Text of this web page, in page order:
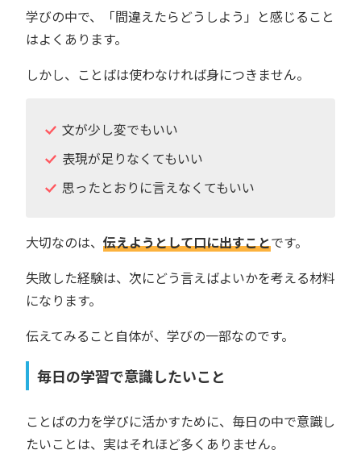
学びの中で、「間違えたらどうしよう」と感じること
はよくあります。
しかし、ことばは使わなければ身につきません。
文が少し変でもいい
表現が足りなくてもいい
思ったとおりに言えなくてもいい
大切なのは、 伝えようとして口に出すことです。
失敗した経験は、次にどう言えばよいかを考える材料
になります。
伝えてみること自体が、学びの一部なのです。
毎日の学習で意識したいこと
ことばの力を学びに活かすために、毎日の中で意識し
たいことは、実はそれほど多くありません。